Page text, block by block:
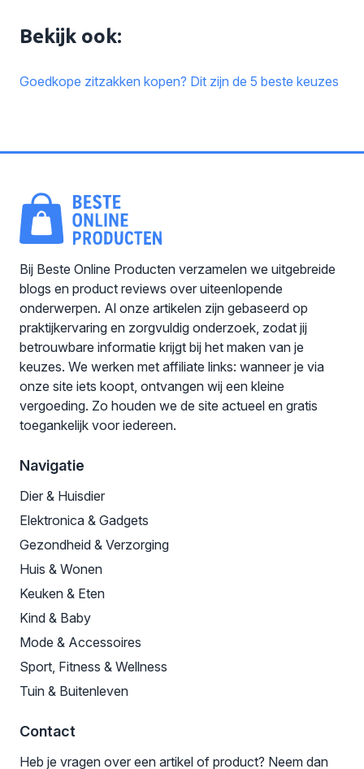
Bekijk ook:
Goedkope zitzakken kopen? Dit zijn de 5 beste keuzes
Bij Beste Online Producten verzamelen we uitgebreide
blogs en product reviews over uiteenlopende
onderwerpen. Al onze artikelen zijn gebaseerd op
praktijkervaring en zorgvuldig onderzoek, zodat jij
betrouwbare informatie krijgt bij het maken van je
keuzes. We werken met affiliate links: wanneer je via
onze site iets koopt, ontvangen wij een kleine
vergoeding. Zo houden we de site actueel en gratis
toegankelijk voor iedereen.
Navigatie
Dier & Huisdier
Elektronica & Gadgets
Gezondheid & Verzorging
Huis & Wonen
Keuken & Eten
Kind & Baby
Mode & Accessoires
Sport, Fitness & Wellness
Tuin & Buitenleven
Contact
Heb je vragen over een artikel of product? Neem dan